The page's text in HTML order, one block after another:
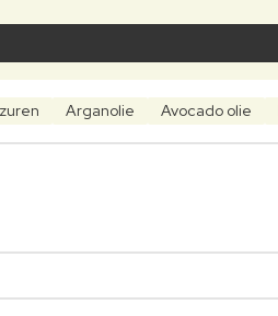
Arganolie Avocado olie